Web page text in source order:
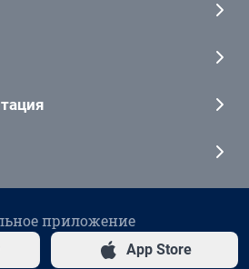
приложение
App Store